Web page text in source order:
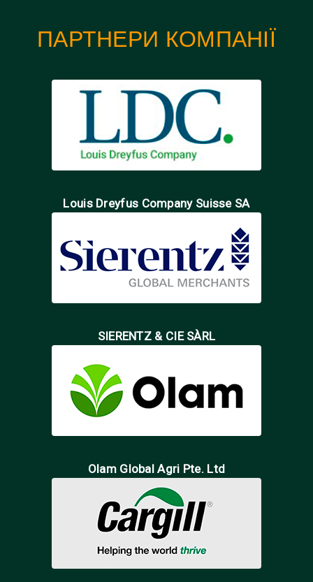
ПАРТНЕРИ КОМПАНІЇ
Louis Dreyfus Company Suisse SA
SIERENTZ & CIE SÀRL
Olam Global Agri Pte. Ltd